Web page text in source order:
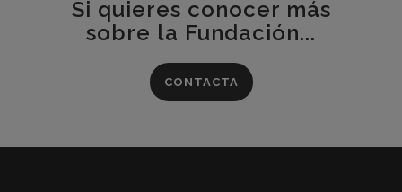
Si quieres conocer más
sobre la Fundación...
CONTACTA